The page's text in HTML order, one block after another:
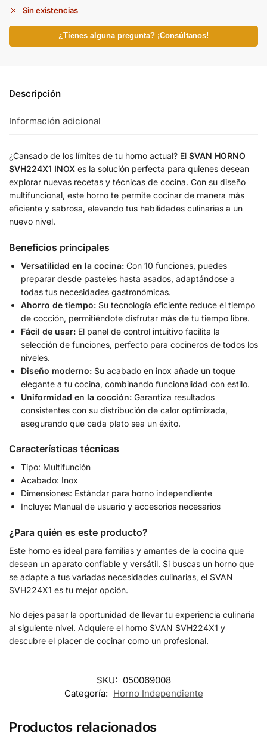
Sin existencias
¿Tienes alguna pregunta? ¡Consúltanos!
Descripción
Información adicional
¿Cansado de los límites de tu horno actual? El SVAN HORNO
SVH224X1 INOX es la solución perfecta para quienes desean
explorar nuevas recetas y técnicas de cocina. Con su diseño
multifuncional, este horno te permite cocinar de manera más
eficiente y sabrosa, elevando tus habilidades culinarias a un
nuevo nivel.
Beneficios principales
Versatilidad en la cocina: Con 10 funciones, puedes
preparar desde pasteles hasta asados, adaptándose a
todas tus necesidades gastronómicas.
Ahorro de tiempo: Su tecnología eficiente reduce el tiempo
de cocción, permitiéndote disfrutar más de tu tiempo libre.
Fácil de usar: El panel de control intuitivo facilita la
selección de funciones, perfecto para cocineros de todos los
niveles.
Diseño moderno: Su acabado en inox añade un toque
elegante a tu cocina, combinando funcionalidad con estilo.
Uniformidad en la cocción: Garantiza resultados
consistentes con su distribución de calor optimizada,
asegurando que cada plato sea un éxito.
Características técnicas
Tipo: Multifunción
Acabado: Inox
Dimensiones: Estándar para horno independiente
Incluye: Manual de usuario y accesorios necesarios
¿Para quién es este producto?
Este horno es ideal para familias y amantes de la cocina que
desean un aparato confiable y versátil. Si buscas un horno que
se adapte a tus variadas necesidades culinarias, el SVAN
SVH224X1 es tu mejor opción.
No dejes pasar la oportunidad de llevar tu experiencia culinaria
al siguiente nivel. Adquiere el horno SVAN SVH224X1 y
descubre el placer de cocinar como un profesional.
SKU: 050069008
Categoría: Horno Independiente
Productos relacionados